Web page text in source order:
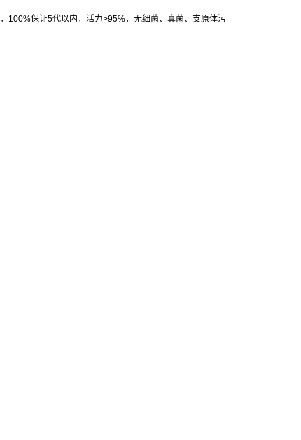
100%保证5代以内，活力>95%，无细菌、真菌、支原体污